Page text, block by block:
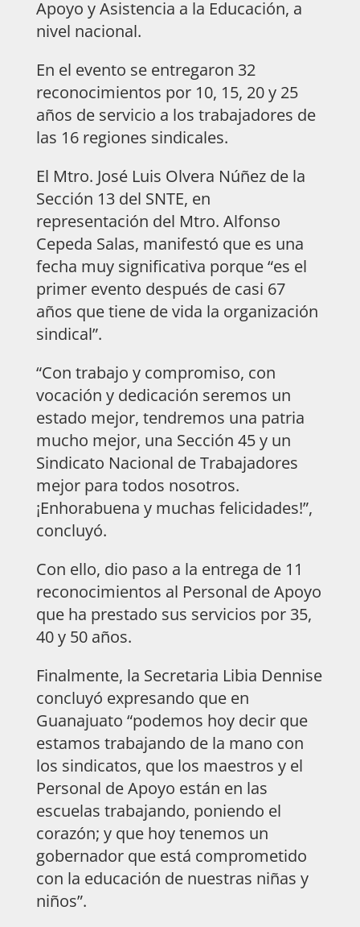
Apoyo y Asistencia a la Educación, a
nivel nacional.
En el evento se entregaron 32
reconocimientos por 10, 15, 20 y 25
años de servicio a los trabajadores de
las 16 regiones sindicales.
El Mtro. José Luis Olvera Núñez de la
Sección 13 del SNTE, en
representación del Mtro. Alfonso
Cepeda Salas, manifestó que es una
fecha muy significativa porque “es el
primer evento después de casi 67
años que tiene de vida la organización
sindical”.
“Con trabajo y compromiso, con
vocación y dedicación seremos un
estado mejor, tendremos una patria
mucho mejor, una Sección 45 y un
Sindicato Nacional de Trabajadores
mejor para todos nosotros.
¡Enhorabuena y muchas felicidades!”,
concluyó.
Con ello, dio paso a la entrega de 11
reconocimientos al Personal de Apoyo
que ha prestado sus servicios por 35,
40 y 50 años.
Finalmente, la Secretaria Libia Dennise
concluyó expresando que en
Guanajuato “podemos hoy decir que
estamos trabajando de la mano con
los sindicatos, que los maestros y el
Personal de Apoyo están en las
escuelas trabajando, poniendo el
corazón; y que hoy tenemos un
gobernador que está comprometido
con la educación de nuestras niñas y
niños”.